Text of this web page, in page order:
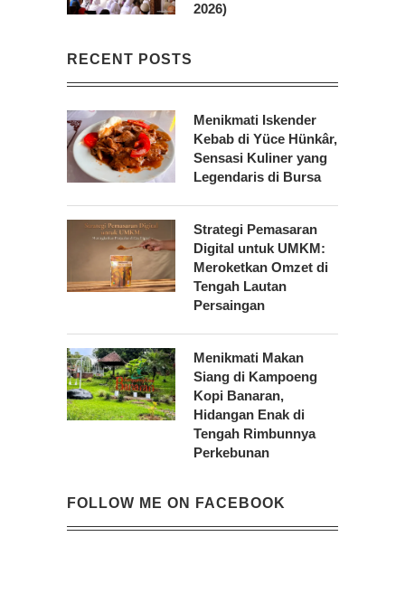
2026)
RECENT POSTS
Menikmati Iskender
Kebab di Yüce Hünkâr,
Sensasi Kuliner yang
Legendaris di Bursa
Strategi Pemasaran
Digital untuk UMKM:
Meroketkan Omzet di
Tengah Lautan
Persaingan
Menikmati Makan
Siang di Kampoeng
Kopi Banaran,
Hidangan Enak di
Tengah Rimbunnya
Perkebunan
FOLLOW ME ON FACEBOOK